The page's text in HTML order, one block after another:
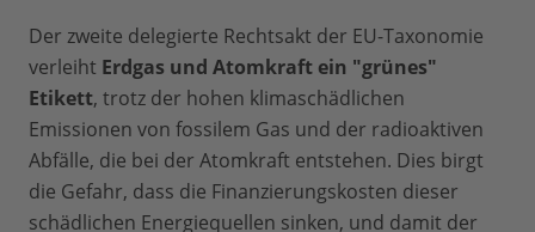
Der zweite delegierte Rechtsakt der EU-Taxonomie
verleiht Erdgas und Atomkraft ein "grünes"
Etikett, trotz der hohen klimaschädlichen
Emissionen von fossilem Gas und der radioaktiven
Abfälle, die bei der Atomkraft entstehen. Dies birgt
die Gefahr, dass die Finanzierungskosten dieser
schädlichen Energiequellen sinken, und damit der